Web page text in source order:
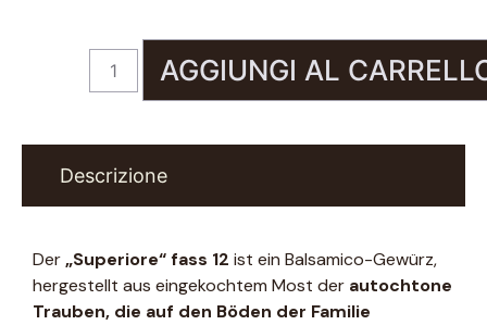
AGGIUNGI AL
Descrizione
Der„Superiore“ fass 12 ist ein Balsamico-Gewürz,
hergestellt aus eingekochtem Most der autochtone
Trauben, die auf den Böden der Familie